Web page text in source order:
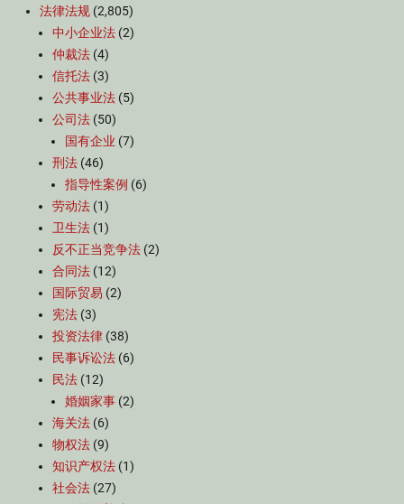
法律法规 (2,805)
中小企业法 (2)
仲裁法 (4)
信托法 (3)
公共事业法 (5)
公司法 (50)
国有企业 (7)
刑法 (46)
指导性案例 (6)
劳动法 (1)
卫生法 (1)
反不正当竞争法 (2)
合同法 (12)
国际贸易 (2)
宪法 (3)
投资法律 (38)
民事诉讼法 (6)
民法 (12)
婚姻家事 (2)
海关法 (6)
物权法 (9)
知识产权法 (1)
社会法 (27)